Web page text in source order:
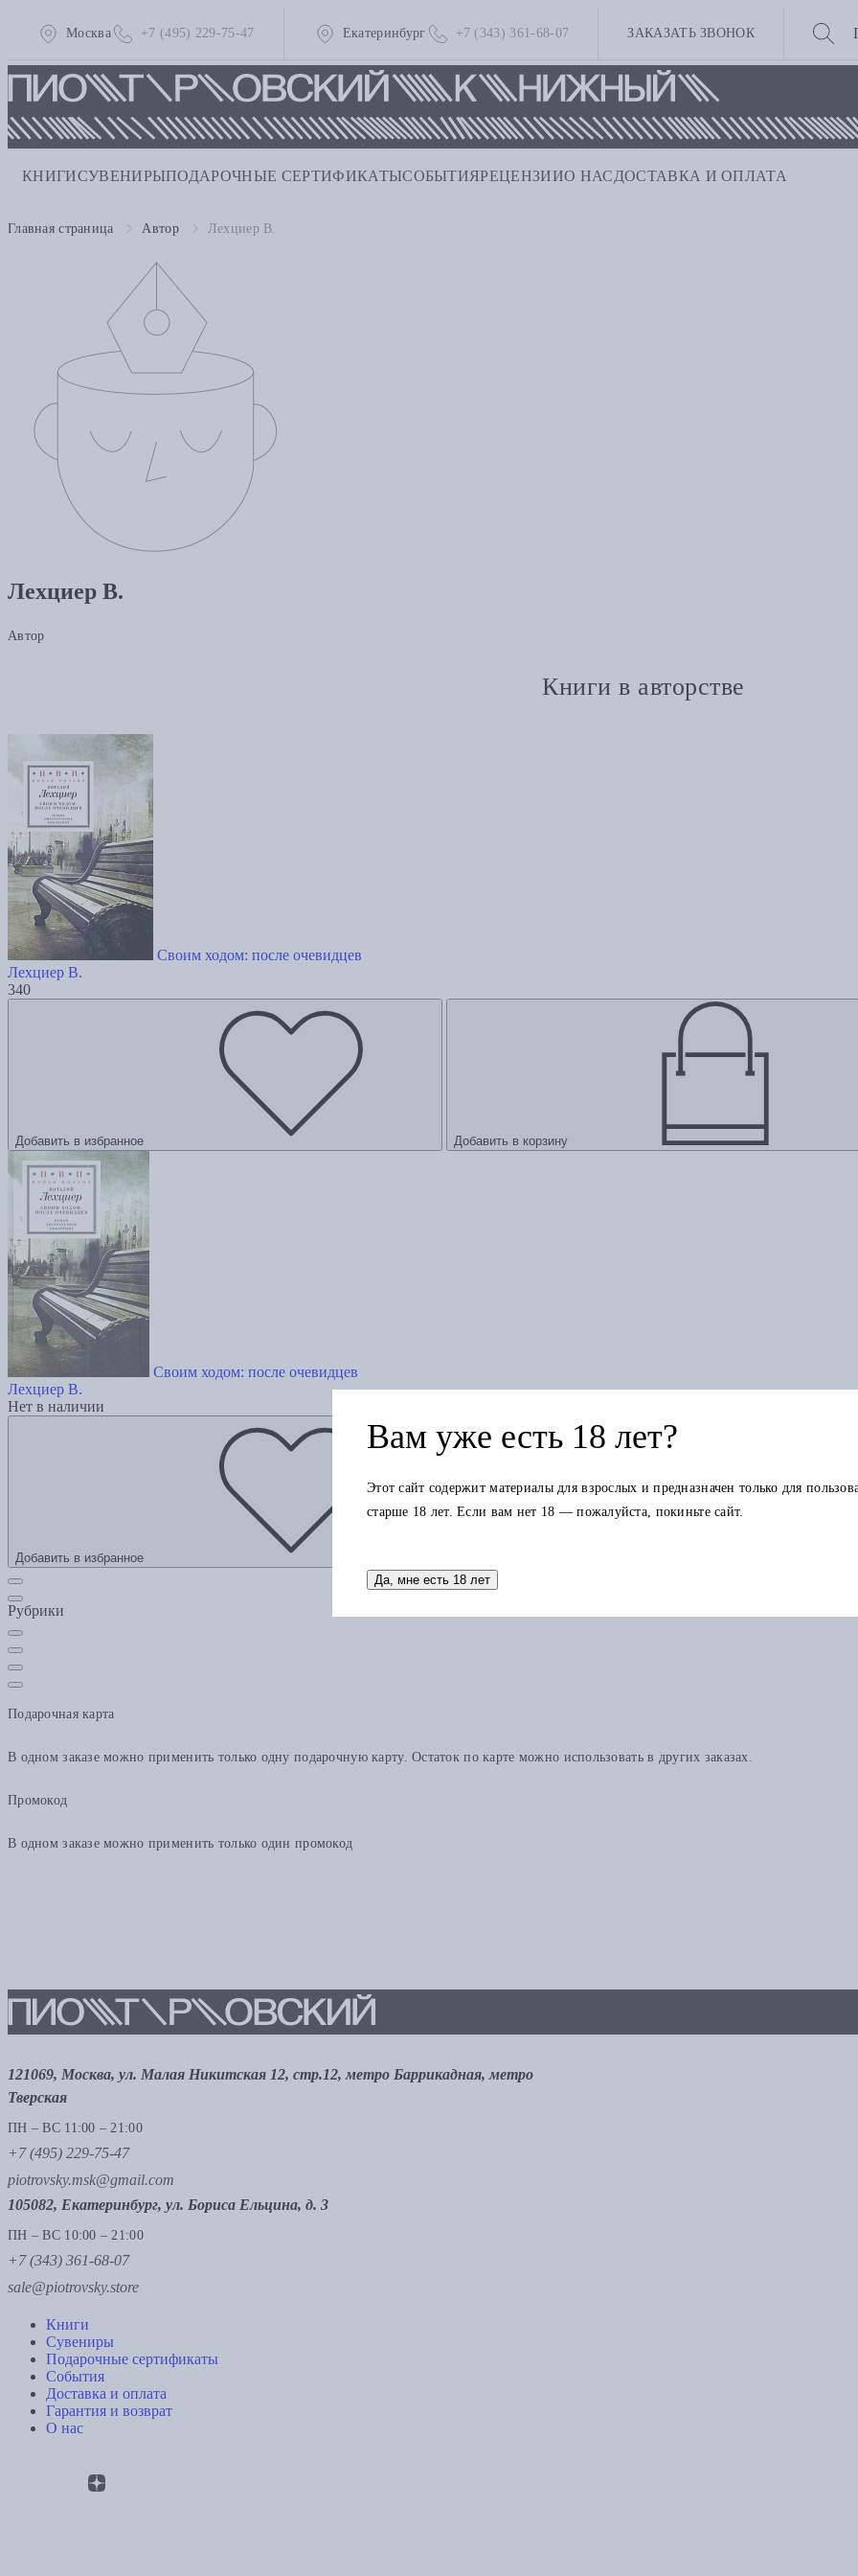
Москва +7 (495) 229-75-47 Екатеринбург +7 (343) 361-68-07 ЗАКАЗАТЬ ЗВОНОК
КНИГИСУВЕНИРЫПОДАРОЧНЫЕ СЕРТИФИКАТЫСОБЫТИЯРЕЦЕНЗИИО НАС ДОСТАВКА И ОПЛАТА
Главная страница Автор Лехциер В.
Лехциер В.
Автор
Книги в авторстве
Своим ходом: после очевидцев
Лехциер В.
340
Добавить в избранное Добавить в корзину
Своим ходом: после очевидцев
Лехциер В.
Нет в наличии
Добавить в избранное
Рубрики
Подарочная карта
В одном заказе можно применить только одну подарочную карту. Остаток по карте можно использовать в других заказах.
Промокод
В одном заказе можно применить только один промокод
121069, Москва, ул. Малая Никитская 12, стр.12, метро Баррикадная, метро
Тверская
ПН – ВС 11:00 – 21:00
+7 (495) 229-75-47
piotrovsky.msk@gmail.com
105082, Екатеринбург, ул. Бориса Ельцина, д. 3
ПН – ВС 10:00 – 21:00
+7 (343) 361-68-07
sale@piotrovsky.store
Книги
Сувениры
Подарочные сертификаты
События
Доставка и оплата
Гарантия и возврат
О нас
Вам уже есть 18 лет?
Этот сайт содержит материалы для взрослых и предназначен только для
старше 18 лет. Если вам нет 18 — пожалуйста, покиньте сайт.
Да, мне есть 18 лет